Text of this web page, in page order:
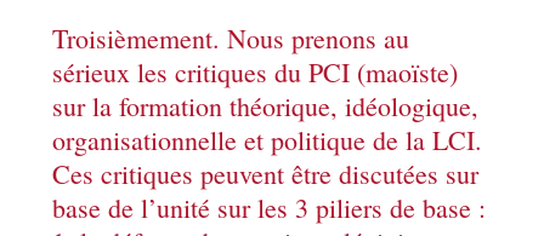
Troisièmement. Nous prenons au
sérieux les critiques du PCI (maoïste)
sur la formation théorique, idéologique,
organisationnelle et politique de la LCI.
Ces critiques peuvent être discutées sur
base de l’unité sur les 3 piliers de base :